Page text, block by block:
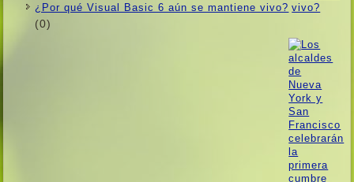
¿Por qué Visual Basic 6 aún se mantiene vivo?
(0)